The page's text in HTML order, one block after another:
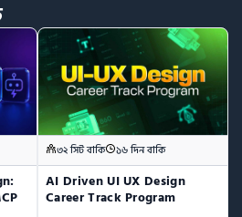
৩২ সিট বাকি ১৬ দিন বাকি
AI Driven UI UX Design
Career Track Program